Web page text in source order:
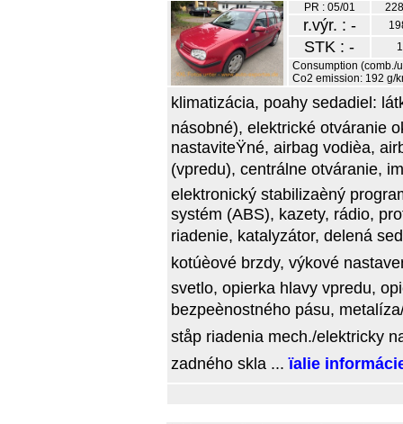
PR : 05/01
r.výr. : -
STK : -
Consumption (comb./
Co2 emission: 192 g/
klimatizácia, poahy sedadiel:
násobné), elektrické otváranie
nastaviteŸné, airbag vodièa,
(vpredu), centrálne otváranie,
elektronický stabilizaèný
systém (ABS), kazety, rádio,
riadenie, katalyzátor, delená
kotúèové brzdy, výkové
svetlo, opierka hlavy vpredu,
bezpeènostného pásu,
ståp riadenia mech./elektricky
zadného skla ...ïalie